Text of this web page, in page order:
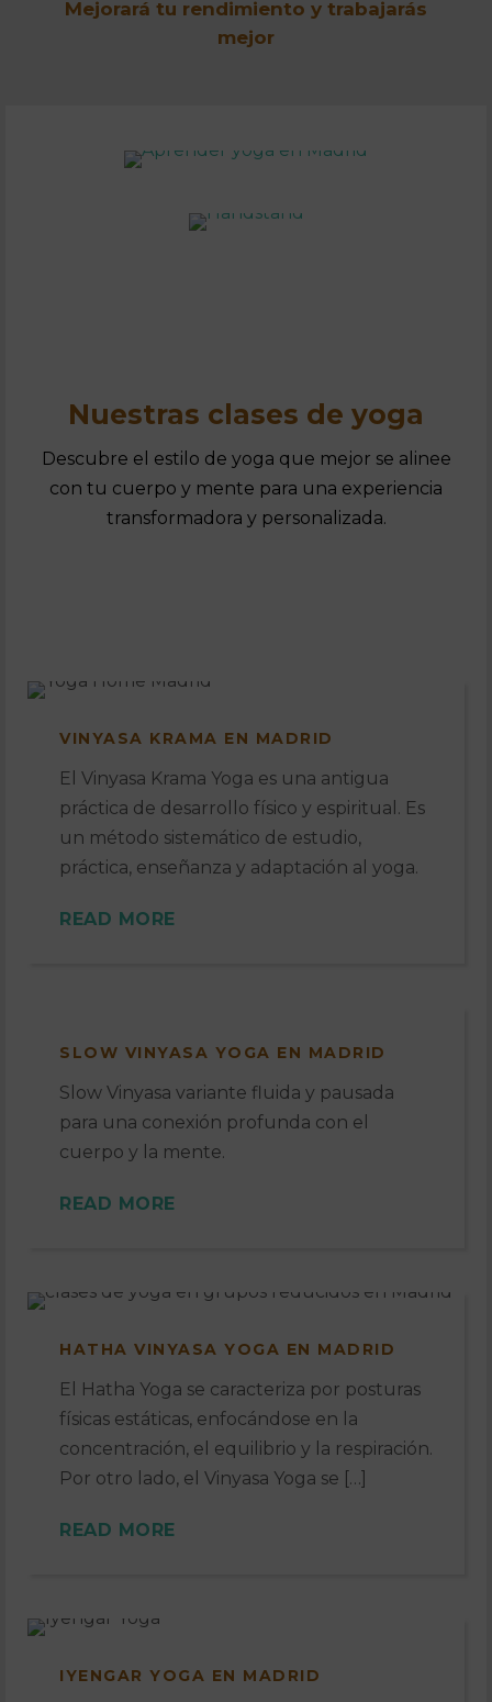
Mejorará tu rendimiento y trabajarás
mejor
Nuestras clases de yoga
Descubre el estilo de yoga que mejor se alinee
con tu cuerpo y mente para una experiencia
transformadora y personalizada.
VINYASA KRAMA EN MADRID
El Vinyasa Krama Yoga es una antigua
práctica de desarrollo físico y espiritual. Es
un método sistemático de estudio,
práctica, enseñanza y adaptación al yoga.
READ MORE
SLOW VINYASA YOGA EN MADRID
Slow Vinyasa variante fluida y pausada
para una conexión profunda con el
cuerpo y la mente.
READ MORE
HATHA VINYASA YOGA EN MADRID
El Hatha Yoga se caracteriza por posturas
físicas estáticas, enfocándose en la
concentración, el equilibrio y la respiración.
Por otro lado, el Vinyasa Yoga se […]
READ MORE
IYENGAR YOGA EN MADRID